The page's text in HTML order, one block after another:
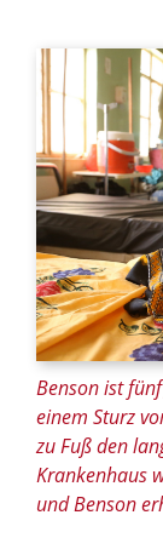
Benson ist
einem Sturz
zu Fuß den
Krankenhaus
und Benson